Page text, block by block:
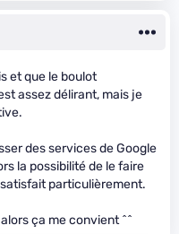
et que le boulot
assez délirant, mais je
des services de Google
la possibilité de le faire
particulièrement.
ça me convient ^^